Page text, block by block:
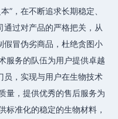
”，在不断追求长期稳定、
过对产品的严格把关，从
假冒伪劣商品，杜绝贪图小
服务的队伍为用户提供卓越
员，实现与用户在生物技术
量，提供优秀的售后服务为
标准化的稳定的生物材料，